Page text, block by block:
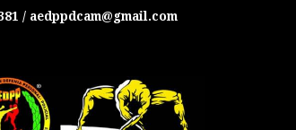
/ aedppdcam@gmail.com